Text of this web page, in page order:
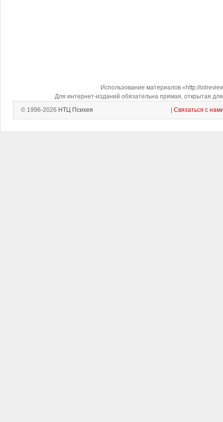
Использование материалов «http://
Для интернет-изданий обязательна прямая, открытая
© 1996-2026 НТЦ Психея Связаться с